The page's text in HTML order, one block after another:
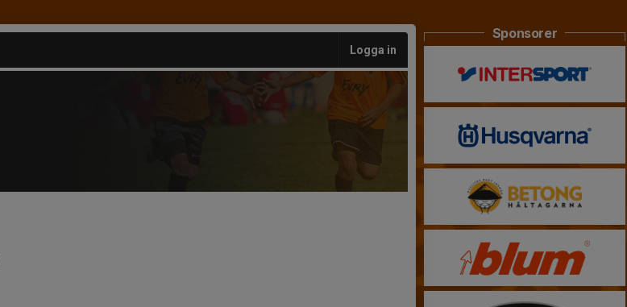
Logga in
Sponsorer